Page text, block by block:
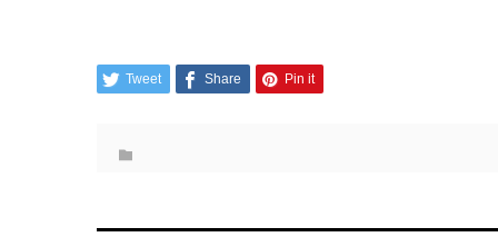
Tweet Share Pin it